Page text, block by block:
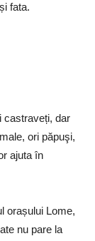
fata.
castraveți, dar
ori păpuşi,
ajuta în
orașului Lome,
nu pare la